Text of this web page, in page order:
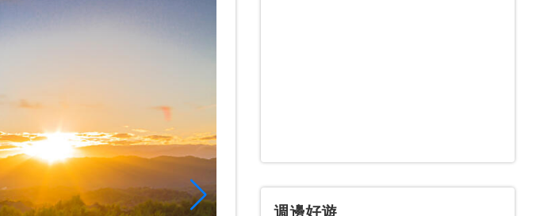
週邊好遊